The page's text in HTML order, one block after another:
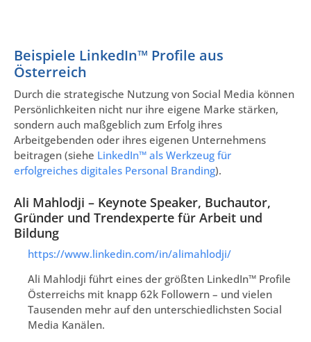
Beispiele LinkedIn™ Profile aus
Österreich
Durch die strategische Nutzung von Social Media können
Persönlichkeiten nicht nur ihre eigene Marke stärken,
sondern auch maßgeblich zum Erfolg ihres
Arbeitgebenden oder ihres eigenen Unternehmens
beitragen (siehe LinkedIn™ als Werkzeug für
erfolgreiches digitales Personal Branding).
Ali Mahlodji – Keynote Speaker, Buchautor,
Gründer und Trendexperte für Arbeit und
Bildung
https://www.linkedin.com/in/alimahlodji/
Ali Mahlodji führt eines der größten LinkedIn™ Profile
Österreichs mit knapp 62k Followern – und vielen
Tausenden mehr auf den unterschiedlichsten Social
Media Kanälen.